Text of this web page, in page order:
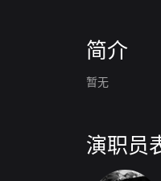
简介
暂无
演职员